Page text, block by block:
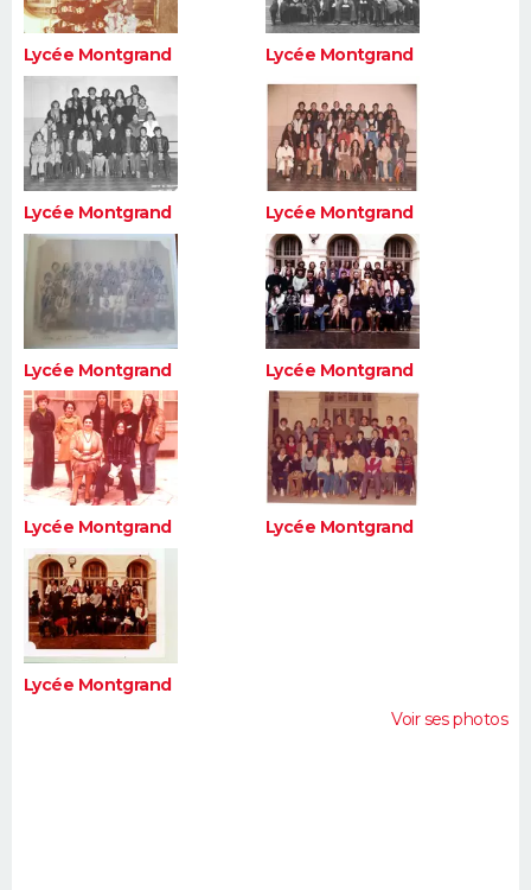
Lycée Montgrand Lycée Montgrand
Lycée Montgrand Lycée Montgrand
Lycée Montgrand Lycée Montgrand
Lycée Montgrand Lycée Montgrand
Lycée Montgrand
Voir ses photos